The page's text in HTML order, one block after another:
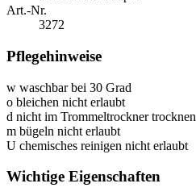
Art.-Nr.
3272
Pflegehinweise
w waschbar bei 30 Grad
o bleichen nicht erlaubt
d nicht im Trommeltrockner trocknen
m bügeln nicht erlaubt
U chemisches reinigen nicht erlaubt
Wichtige Eigenschaften